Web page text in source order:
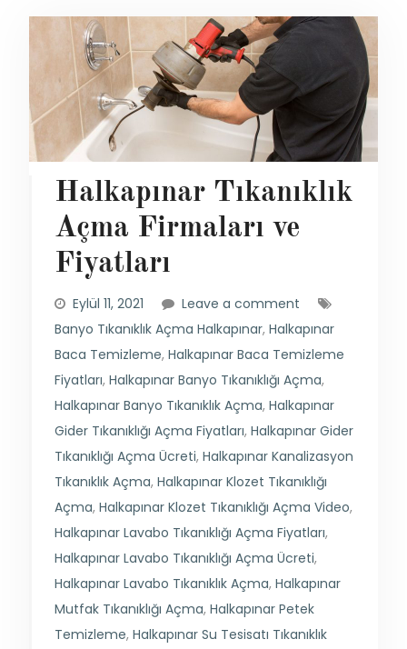
Halkapınar Tıkanıklık
Açma Firmaları ve
Fiyatları
Eylül 11, 2021
Leave a comment
Banyo Tıkanıklık Açma Halkapınar, Halkapınar
Baca Temizleme, Halkapınar Baca Temizleme
Fiyatları, Halkapınar Banyo Tıkanıklığı Açma,
Halkapınar Banyo Tıkanıklık Açma, Halkapınar
Gider Tıkanıklığı Açma Fiyatları, Halkapınar Gider
Tıkanıklığı Açma Ücreti, Halkapınar Kanalizasyon
Tıkanıklık Açma, Halkapınar Klozet Tıkanıklığı
Açma, Halkapınar Klozet Tıkanıklığı Açma Video,
Halkapınar Lavabo Tıkanıklığı Açma Fiyatları,
Halkapınar Lavabo Tıkanıklığı Açma Ücreti,
Halkapınar Lavabo Tıkanıklık Açma, Halkapınar
Mutfak Tıkanıklığı Açma, Halkapınar Petek
Temizleme, Halkapınar Su Tesisatı Tıkanıklık